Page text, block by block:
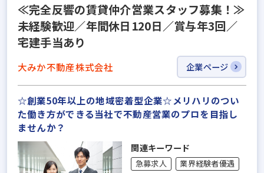
≪完全反響の賃貸仲介営業スタッフ募集！≫
未経験歓迎／年間休日120日／賞与年3回／
宅建手当あり
大みか不動産株式会社 企業ページ
☆創業50年以上の地域密着型企業☆メリハリのつい
た働き方ができる当社で不動産営業のプロを目指し
ませんか？
関連キーワード
急募求人
業界経験者優遇